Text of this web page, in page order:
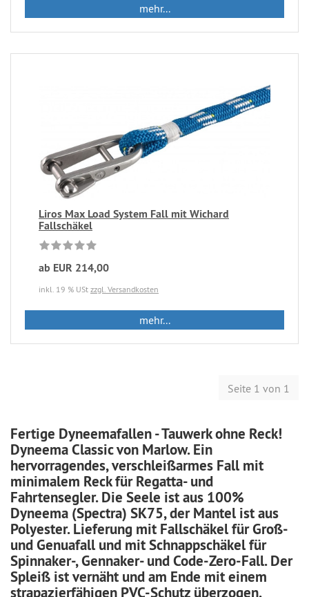
mehr...
Liros Max Load System Fall mit Wichard
Fallschäkel
ab EUR 214,00
inkl. 19 % USt zzgl. Versandkosten
mehr...
Seite 1 von 1
Fertige Dyneemafallen - Tauwerk ohne Reck!
Dyneema Classic von Marlow.Ein
hervorragendes, verschleißarmes Fall mit
minimalem Reck für Regatta- und
Fahrtensegler. Die Seele ist aus 100%
Dyneema (Spectra) SK75, der Mantel ist aus
Polyester. Lieferung mit Fallschäkel für Groß-
und Genuafall und mit Schnappschäkel für
Spinnaker-, Gennaker- und Code-Zero-Fall. Der
Spleiß ist vernäht und am Ende mit einem
strapazierfähigen PVC-Schutz überzogen.